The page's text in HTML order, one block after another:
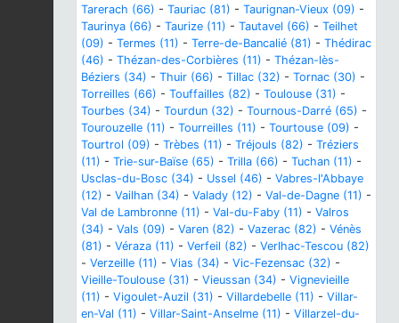
Tarerach (66) - Tauriac (81) - Taurignan-Vieux (09) -
Taurinya (66) - Taurize (11) - Tautavel (66) - Teilhet
(09) - Termes (11) - Terre-de-Bancalié (81) - Thédirac
(46) - Thézan-des-Corbières (11) - Thézan-lès-
Béziers (34) - Thuir (66) - Tillac (32) - Tornac (30) -
Torreilles (66) - Touffailles (82) - Toulouse (31) -
Tourbes (34) - Tourdun (32) - Tournous-Darré (65) -
Tourouzelle (11) - Tourreilles (11) - Tourtouse (09) -
Tourtrol (09) - Trèbes (11) - Tréjouls (82) - Tréziers
(11) - Trie-sur-Baïse (65) - Trilla (66) - Tuchan (11) -
Usclas-du-Bosc (34) - Ussel (46) - Vabres-l'Abbaye
(12) - Vailhan (34) - Valady (12) - Val-de-Dagne (11) -
Val de Lambronne (11) - Val-du-Faby (11) - Valros
(34) - Vals (09) - Varen (82) - Vazerac (82) - Vénès
(81) - Véraza (11) - Verfeil (82) - Verlhac-Tescou (82)
- Verzeille (11) - Vias (34) - Vic-Fezensac (32) -
Vieille-Toulouse (31) - Vieussan (34) - Vignevieille
(11) - Vigoulet-Auzil (31) - Villardebelle (11) - Villar-
en-Val (11) - Villar-Saint-Anselme (11) - Villarzel-du-